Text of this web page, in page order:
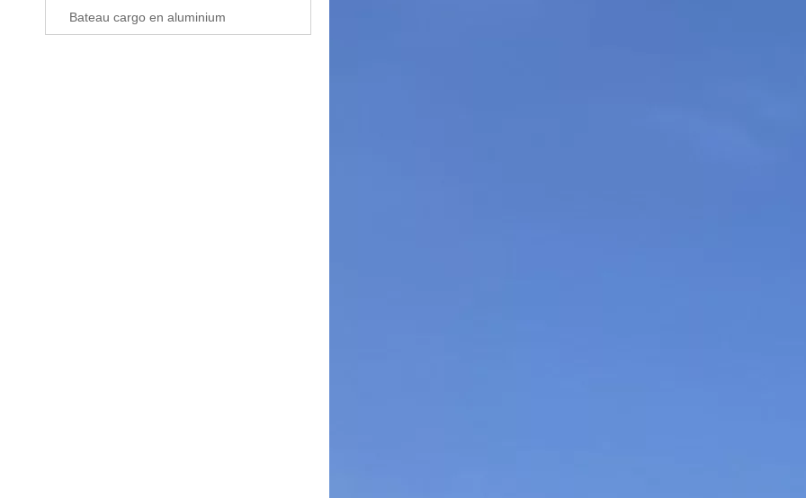
Bateau cargo en aluminium